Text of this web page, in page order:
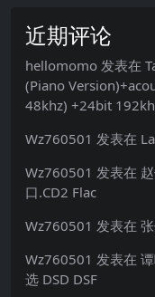
近期评论
hellomomo 发表在
(Piano
48khz) +24bit
Wz760501 发表在
Wz760501 发表在
口.CD2 Flac
Wz760501 发表在
Wz760501 发表在
选 DSD DSF